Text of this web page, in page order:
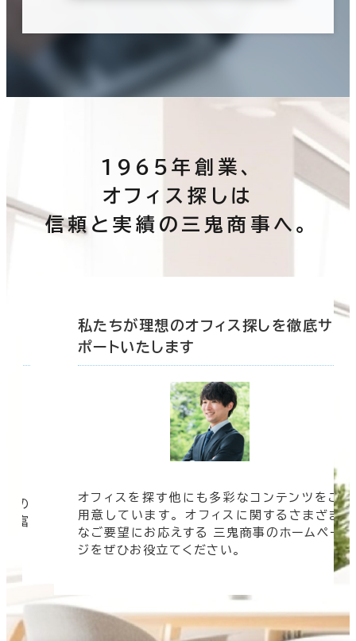
1965年創業、
オフィス探しは
信頼と実績の三鬼商事へ。
の
豊富
私たちが理想のオフィス探しを徹底サ
ポートいたします
オフィスを探す他にも多彩なコンテンツをご
用意しています。 オフィスに関するさまざま
なご要望にお応えする 三鬼商事のホームペー
ジをぜひお役立てください。